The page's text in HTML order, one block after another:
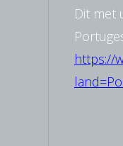
Dit met
https://